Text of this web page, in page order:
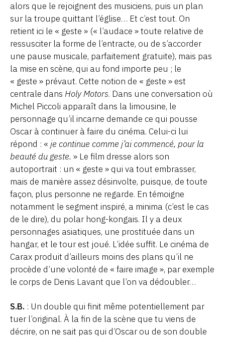
alors que le rejoignent des musiciens, puis un plan
sur la troupe quittant l’église… Et c’est tout. On
retient ici le « geste » (« l’audace » toute relative de
ressusciter la forme de l’entracte, ou de s’accorder
une pause musicale, parfaitement gratuite), mais pas
la mise en scène, qui au fond importe peu ; le
« geste » prévaut. Cette notion de « geste » est
centrale dans Holy Motors. Dans une conversation où
Michel Piccoli apparaît dans la limousine, le
personnage qu’il incarne demande ce qui pousse
Oscar à continuer à faire du cinéma. Celui-ci lui
répond : « je continue comme j’ai commencé, pour la
beauté du geste. » Le film dresse alors son
autoportrait : un « geste » qui va tout embrasser,
mais de manière assez désinvolte, puisque, de toute
façon, plus personne ne regarde. En témoigne
notamment le segment inspiré, a minima (c’est le cas
de le dire), du polar hong-kongais. Il y a deux
personnages asiatiques, une prostituée dans un
hangar, et le tour est joué. L’idée suffit. Le cinéma de
Carax produit d’ailleurs moins des plans qu’il ne
procède d’une volonté de « faire image », par exemple
le corps de Denis Lavant que l’on va dédoubler…
S.B. : Un double qui finit même potentiellement par
tuer l’original. À la fin de la scène que tu viens de
décrire, on ne sait pas qui d’Oscar ou de son double